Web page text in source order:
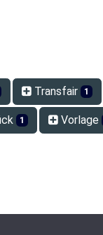
Transfair 1
1 Vorlage